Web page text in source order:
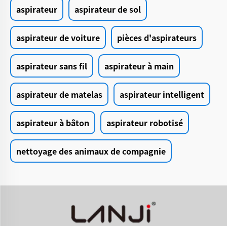
aspirateur aspirateur de sol
aspirateur de voiture pièces d'aspirateurs
aspirateur sans fil aspirateur à main
aspirateur de matelas aspirateur intelligent
aspirateur à bâton aspirateur robotisé
nettoyage des animaux de compagnie